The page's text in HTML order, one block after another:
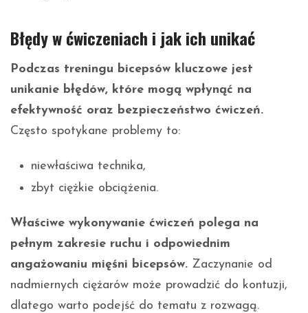
Błędy w ćwiczeniach i jak ich unikać
Podczas treningu bicepsów kluczowe jest
unikanie błędów, które mogą wpłynąć na
efektywność oraz bezpieczeństwo ćwiczeń.
Często spotykane problemy to:
niewłaściwa technika,
zbyt ciężkie obciążenia.
Właściwe wykonywanie ćwiczeń polega na
pełnym zakresie ruchu i odpowiednim
angażowaniu mięśni bicepsów. Zaczynanie od
nadmiernych ciężarów może prowadzić do kontuzji,
dlatego warto podejść do tematu z rozwagą.